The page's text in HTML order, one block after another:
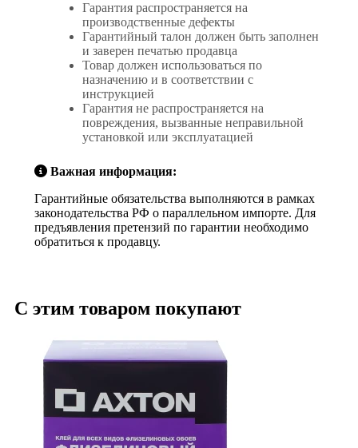
Гарантия распространяется на
производственные дефекты
Гарантийный талон должен быть заполнен
и заверен печатью продавца
Товар должен использоваться по
назначению и в соответствии с
инструкцией
Гарантия не распространяется на
повреждения, вызванные неправильной
установкой или эксплуатацией
Важная информация:
Гарантийные обязательства выполняются в рамках
законодательства РФ о параллельном импорте. Для
предъявления претензий по гарантии необходимо
обратиться к продавцу.
С этим товаром покупают